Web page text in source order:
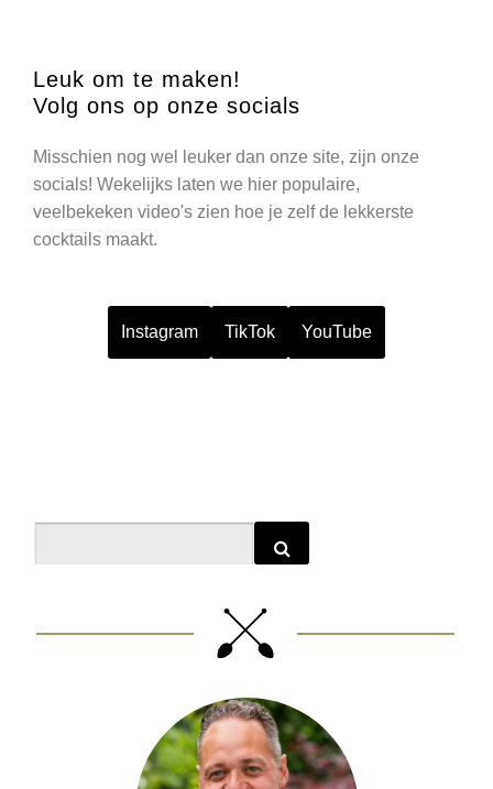
Leuk om te maken!
Volg ons op onze socials
Misschien nog wel leuker dan onze site, zijn onze
socials! Wekelijks laten we hier populaire,
veelbekeken video's zien hoe je zelf de lekkerste
cocktails maakt.
Instagram TikTok YouTube